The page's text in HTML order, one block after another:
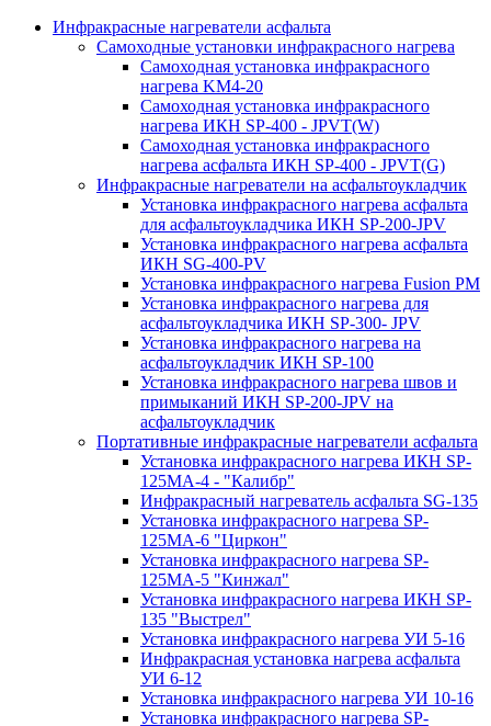
Инфракрасные нагреватели асфальта
Самоходные установки инфракрасного нагрева
Самоходная установка инфракрасного
нагрева KM4-20
Самоходная установка инфракрасного
нагрева ИКН SP-400 - JPVT(W)
Самоходная установка инфракрасного
нагрева асфальта ИКН SP-400 - JPVT(G)
Инфракрасные нагреватели на асфальтоукладчик
Установка инфракрасного нагрева асфальта
для асфальтоукладчика ИКН SP-200-JPV
Установка инфракрасного нагрева асфальта
ИКН SG-400-PV
Установка инфракрасного нагрева Fusion PM
Установка инфракрасного нагрева для
асфальтоукладчика ИКН SP-300- JPV
Установка инфракрасного нагрева на
асфальтоукладчик ИКН SP-100
Установка инфракрасного нагрева швов и
примыканий ИКН SP-200-JPV на
асфальтоукладчик
Портативные инфракрасные нагреватели асфальта
Установка инфракрасного нагрева ИКН SP-
125МA-4 - "Калибр"
Инфракрасный нагреватель асфальта SG-135
Установка инфракрасного нагрева SP-
125МA-6 "Циркон"
Установка инфракрасного нагрева SP-
125МA-5 "Кинжал"
Установка инфракрасного нагрева ИКН SP-
135 "Выстрел"
Установка инфракрасного нагрева УИ 5-16
Инфракрасная установка нагрева асфальта
УИ 6-12
Установка инфракрасного нагрева УИ 10-16
Установка инфракрасного нагрева SP-